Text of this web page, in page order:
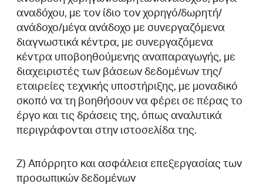
αναδόχου, με τον ίδιο τον χορηγό/δωρητή/
ανάδοχο/μέγα ανάδοχο με συνεργαζόμενα
διαγνωστικά κέντρα, με συνεργαζόμενα
κέντρα υποβοηθούμενης αναπαραγωγής, με
διαχειριστές των βάσεων δεδομένων της/
εταιρείες τεχνικής υποστήριξης, με μοναδικό
σκοπό να τη βοηθήσουν να φέρει σε πέρας το
έργο και τις δράσεις της, όπως αναλυτικά
περιγράφονται στην ιστοσελίδα της.
Ζ) Απόρρητο και ασφάλεια επεξεργασίας των
προσωπικών δεδομένων